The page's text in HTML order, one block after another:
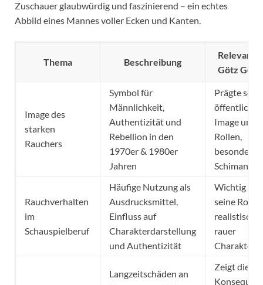
Zuschauer glaubwürdig und faszinierend – ein echtes
Abbild eines Mannes voller Ecken und Kanten.
Thema Beschreibung
Relevanz
Götz
Image des
starken
Rauchers
Symbol für
Männlichkeit,
Authentizität und
Rebellion in den
1970er & 1980er
Jahren
Prägte sein
öffentliches
Image und
Rollen,
besonders
Schimanski
Rauchverhalten
im
Schauspielberuf
Häufige Nutzung als
Ausdrucksmittel,
Einfluss auf
Charakterdarstellung
und Authentizität
Wichtig für
seine Rolle
rauer
Charakter
Langzeitschäden an
Zeigt die